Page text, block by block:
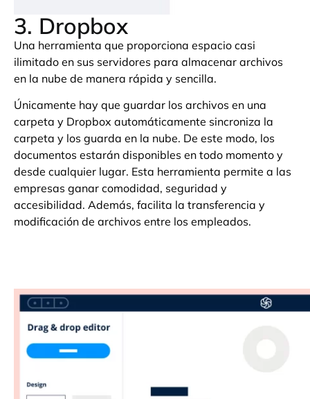
3. Dropbox
Una herramienta que proporciona espacio casi
ilimitado en sus servidores para almacenar archivos
en la nube de manera rápida y sencilla.
Únicamente hay que guardar los archivos en una
carpeta y Dropbox automáticamente sincroniza la
carpeta y los guarda en la nube. De este modo, los
documentos estarán disponibles en todo momento y
desde cualquier lugar. Esta herramienta permite a las
empresas ganar comodidad, seguridad y
accesibilidad. Además, facilita la transferencia y
modificación de archivos entre los empleados.